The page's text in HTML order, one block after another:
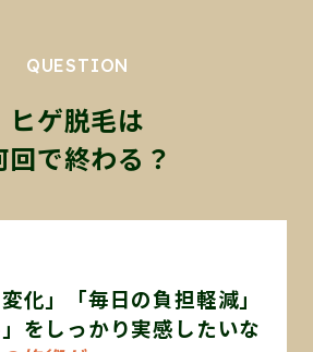
QUESTION
ヒゲ脱毛は
回で終わる？
化」「毎日の負担軽減」
」をしっかり実感したいな